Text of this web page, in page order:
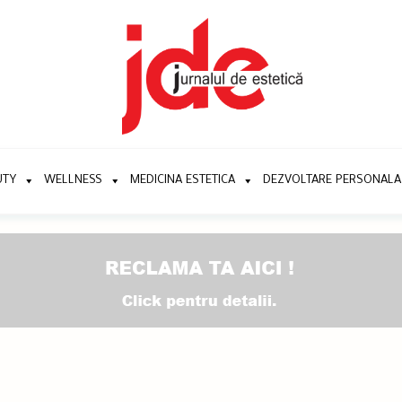
WELLNESS MEDICINA ESTETICA DEZVOLTARE PERSONALA